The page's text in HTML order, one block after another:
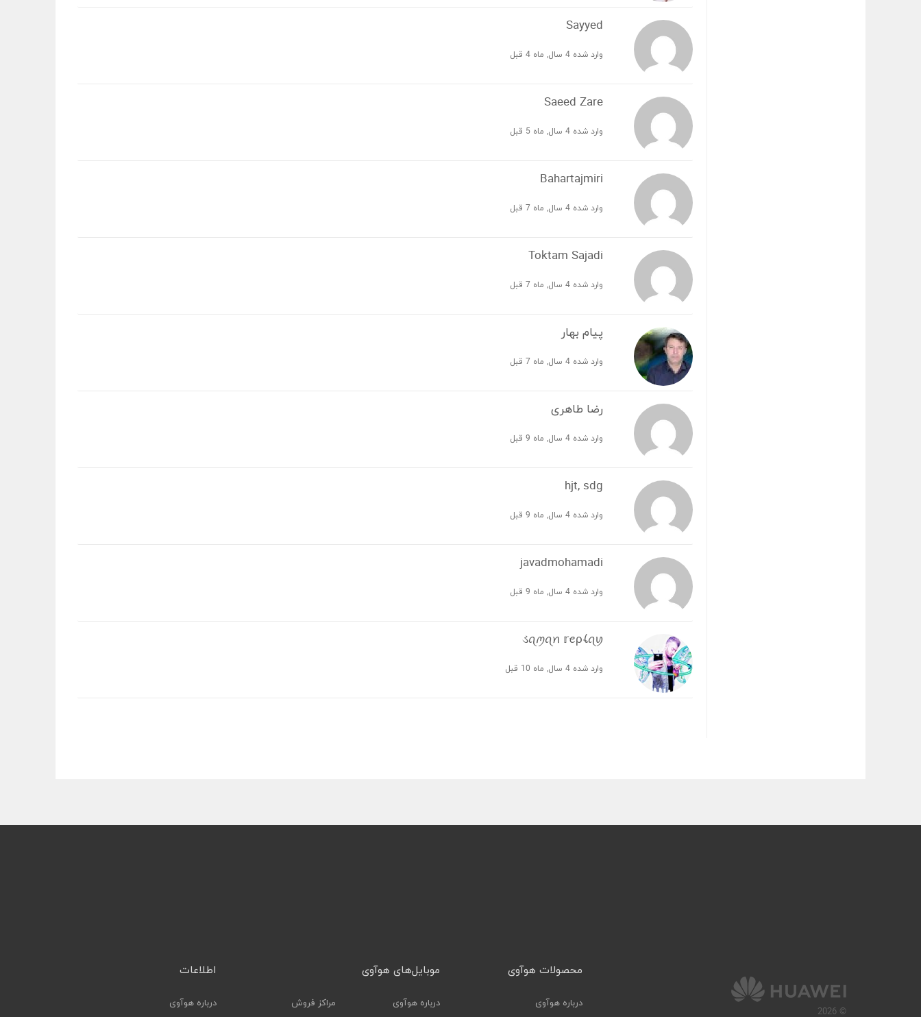
Sayyed
وارد شده 4 سال, ماه 4 قبل
Saeed Zare
وارد شده 4 سال, ماه 5 قبل
Bahartajmiri
وارد شده 4 سال, ماه 7 قبل
Toktam Sajadi
وارد شده 4 سال, ماه 7 قبل
پیام بهار
وارد شده 4 سال, ماه 7 قبل
رضا طاهری
وارد شده 4 سال, ماه 9 قبل
hjt, sdg
وارد شده 4 سال, ماه 9 قبل
javadmohamadi
وارد شده 4 سال, ماه 9 قبل
ડꪖꪑꪖꪀ 𝕣ꫀρꪶꪖꪗ
وارد شده 4 سال, ماه 10 قبل
© 2026
محصولات هوآوی
درباره هوآوی
موبایل‌های هوآوی
درباره هوآوی
مراکز فروش
اطلاعات
درباره هوآوی